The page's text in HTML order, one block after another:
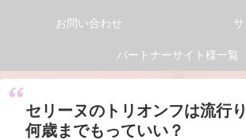
お問い合わせ
パートナーサイト様一覧
セリーヌのトリオンフは流行
何歳までもっていい？